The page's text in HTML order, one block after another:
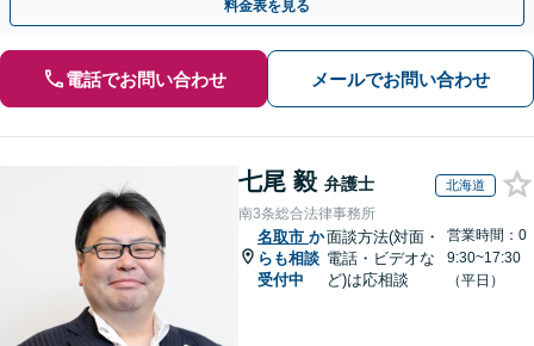
料金表を見る
電話でお問い合わせ メールでお問い合わせ
七尾 毅 弁護士 北海道
南3条総合法律事務所
名取市 か
らも相談
受付中
面談方法(対面・
電話・ビデオな
ど)は応相談
営業時間：0
9:30~17:30
（平日）